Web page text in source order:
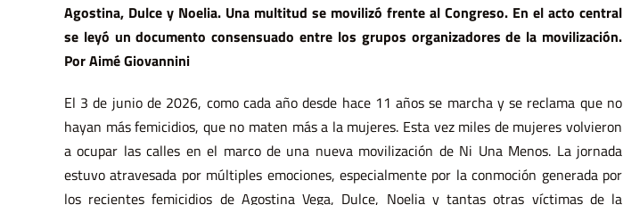
Agostina, Dulce y Noelia. Una multitud se movilizó frente al Congreso. En el acto central
se leyó un documento consensuado entre los grupos organizadores de la movilización.
Por Aimé Giovannini
El 3 de junio de 2026, como cada año desde hace 11 años se marcha y se reclama que no
hayan más femicidios, que no maten más a la mujeres. Esta vez miles de mujeres volvieron
a ocupar las calles en el marco de una nueva movilización de Ni Una Menos. La jornada
estuvo atravesada por múltiples emociones, especialmente por la conmoción generada por
los recientes femicidios de Agostina Vega, Dulce, Noelia y tantas otras víctimas de la